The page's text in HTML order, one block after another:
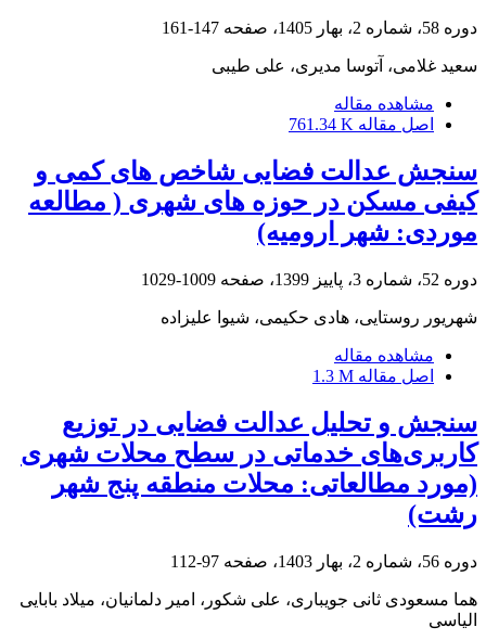
دوره 58، شماره 2، بهار 1405، صفحه 147-161
سعید غلامی، آتوسا مدیری، علی طیبی
مشاهده مقاله
اصل مقاله 761.34 K
سنجش عدالت فضایی شاخص های کمی و
کیفی مسکن در حوزه های شهری ( مطالعه
موردی: شهر ارومیه)
دوره 52، شماره 3، پاییز 1399، صفحه 1009-1029
شهریور روستایی، هادی حکیمی، شیوا علیزاده
مشاهده مقاله
اصل مقاله 1.3 M
سنجش و تحلیل عدالت فضایی در توزیع
کاربری‌های خدماتی در سطح محلات شهری
(مورد مطالعاتی: محلات منطقه پنج شهر
رشت)
دوره 56، شماره 2، بهار 1403، صفحه 97-112
هما مسعودی ثانی جویباری، علی شکور، امیر دلمانیان، میلاد بابایی
الیاسی